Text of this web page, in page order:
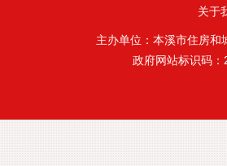
关于
主办单位：本溪市住房
政府网站标识码